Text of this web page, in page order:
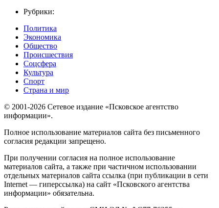
Рубрики:
Политика
Экономика
Общество
Происшествия
Соцсфера
Культура
Спорт
Страна и мир
© 2001-2026 Сетевое издание «Псковское агентство
информации».
Полное использование материалов сайта без письменного
согласия редакции запрещено.
При получении согласия на полное использование
материалов сайта, а также при частичном использовании
отдельных материалов сайта ссылка (при публикации в сети
Internet — гиперссылка) на сайт «Псковского агентства
информации» обязательна.